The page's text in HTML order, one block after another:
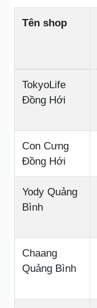
Tên shop
TokyoLife
Đồng Hới
Con Cưng
Đồng Hới
Yody Quảng
Bình
Chaang
Quảng Bình